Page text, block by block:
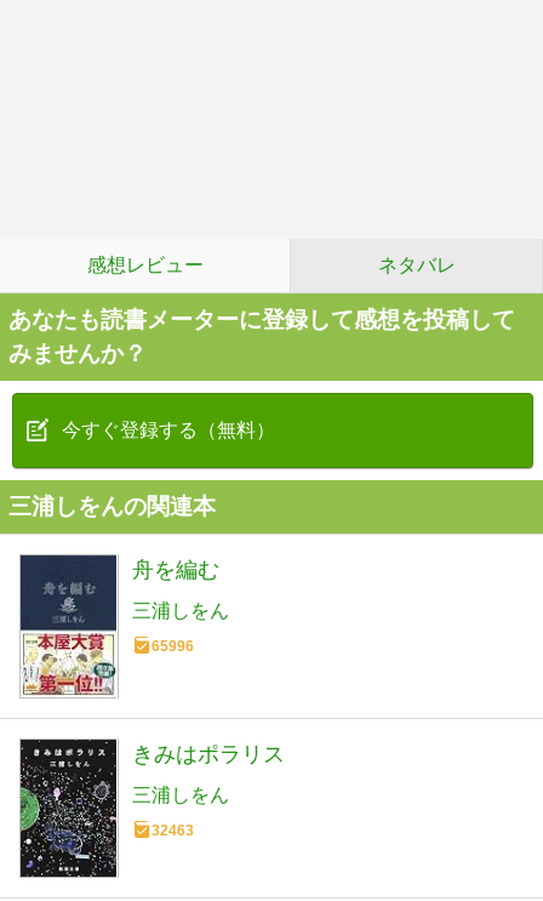
感想レビュー ネタバレ
あなたも読書メーターに登録して感想を投稿して
みませんか？
今すぐ登録する（無料）
三浦しをんの関連本
舟を編む
三浦しをん
65996
きみはポラリス
三浦しをん
32463